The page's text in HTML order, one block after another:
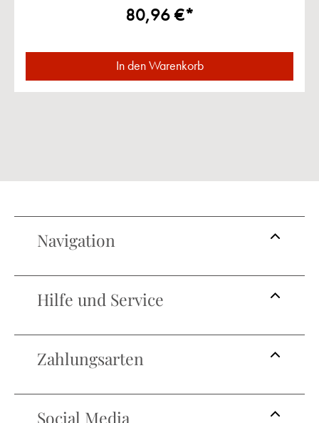
80,96 €*
In den Warenkorb
Navigation
Hilfe und Service
Zahlungsarten
Social Media